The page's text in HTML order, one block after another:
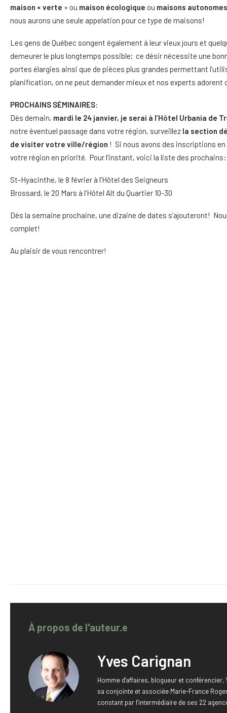
maison « verte » ou maison écologique ou maisons
nous aurons une seule appelation pour ce type de maisons!
Les gens de Québec songent également à leur vieux jours et
demeurer le plus longtemps possible; ce désir nécessite une
portes élargies ainsi que de pièces plus grandes permettant
planification, on ne peut demander mieux et nos experts adorent
PROCHAINS SÉMINAIRES:
Dès demain, mardi le 24 janvier, je serai à l’Hôtel Urbania
notre éventuel passage dans votre région, surveillez la section
de visiter votre ville/région ! Si nous avons des inscriptions
votre région en priorité. Pour l’instant, voici la liste des prochains:
St-Hyacinthe, le 8 février à l’Hôtel des Seigneurs
Brossard, le 20 Mars à l’Hôtel Alt du Quartier 10-30
Dès la semaine prochaine, une dizaine de dates s’ajouteront!
complet!
Au plaisir de vous rencontrer!
À propos de l'auteur.e
Yves Carignan
Homme d'affaires, blogueur et
sa conjointe et associée Marie-France
constant par l’intermédiaire de ses 22